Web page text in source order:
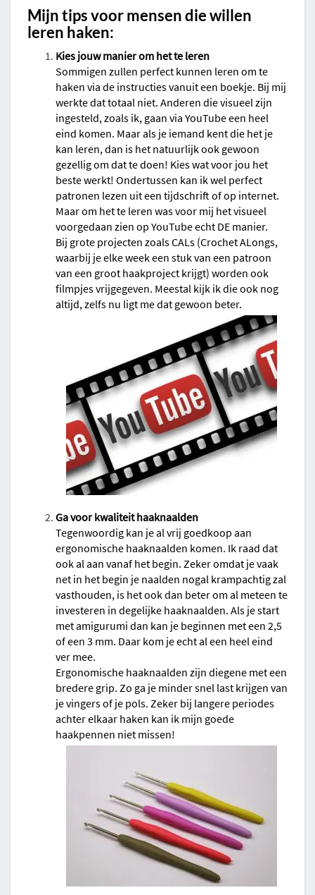
Mijn tips voor mensen die willen
leren haken:
Kies jouw manier om het te leren
Sommigen zullen perfect kunnen leren om te
haken via de instructies vanuit een boekje. Bij mij
werkte dat totaal niet. Anderen die visueel zijn
ingesteld, zoals ik, gaan via YouTube een heel
eind komen. Maar als je iemand kent die het je
kan leren, dan is het natuurlijk ook gewoon
gezellig om dat te doen! Kies wat voor jou het
beste werkt! Ondertussen kan ik wel perfect
patronen lezen uit een tijdschrift of op internet.
Maar om het te leren was voor mij het visueel
voorgedaan zien op YouTube echt DE manier.
Bij grote projecten zoals CALs (Crochet ALongs,
waarbij je elke week een stuk van een patroon
van een groot haakproject krijgt) worden ook
filmpjes vrijgegeven. Meestal kijk ik die ook nog
altijd, zelfs nu ligt me dat gewoon beter.
Ga voor kwaliteit haaknaalden
Tegenwoordig kan je al vrij goedkoop aan
ergonomische haaknaalden komen. Ik raad dat
ook al aan vanaf het begin. Zeker omdat je vaak
net in het begin je naalden nogal krampachtig zal
vasthouden, is het ook dan beter om al meteen te
investeren in degelijke haaknaalden. Als je start
met amigurumi dan kan je beginnen met een 2,5
of een 3 mm. Daar kom je echt al een heel eind
ver mee.
Ergonomische haaknaalden zijn diegene met een
bredere grip. Zo ga je minder snel last krijgen van
je vingers of je pols. Zeker bij langere periodes
achter elkaar haken kan ik mijn goede
haakpennen niet missen!